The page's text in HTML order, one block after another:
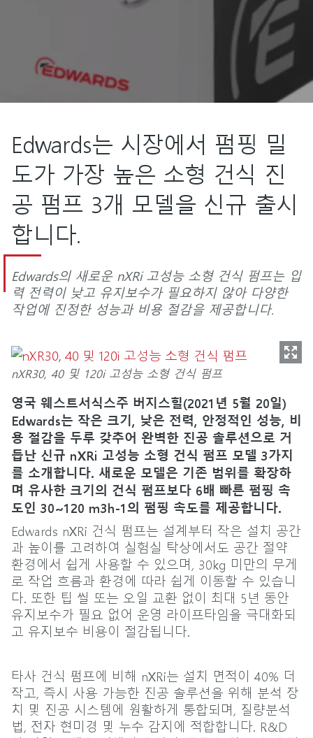
Edwards는 시장에서 펌핑 밀
도가 가장 높은 소형 건식 진
공 펌프 3개 모델을 신규 출시
합니다.
Edwards의 새로운 nXRi 고성능 소형 건식 펌프는 입
력 전력이 낮고 유지보수가 필요하지 않아 다양한
작업에 진정한 성능과 비용 절감을 제공합니다.
nXR30, 40 및 120i 고성능 소형 건식 펌프
영국 웨스트서식스주 버지스힐(2021년 5월 20일)
Edwards는 작은 크기, 낮은 전력, 안정적인 성능, 비
용 절감을 두루 갖추어 완벽한 진공 솔루션으로 거
듭난 신규 nXRi 고성능 소형 건식 펌프 모델 3가지
를 소개합니다. 새로운 모델은 기존 범위를 확장하
며 유사한 크기의 건식 펌프보다 6배 빠른 펌핑 속
도인 30~120 m3h-1의 펌핑 속도를 제공합니다.
Edwards nXRi 건식 펌프는 설계부터 작은 설치 공간
과 높이를 고려하여 실험실 탁상에서도 공간 절약
환경에서 쉽게 사용할 수 있으며, 30kg 미만의 무게
로 작업 흐름과 환경에 따라 쉽게 이동할 수 있습니
다. 또한 팁 씰 또는 오일 교환 없이 최대 5년 동안
유지보수가 필요 없어 운영 라이프타임을 극대화되
고 유지보수 비용이 절감됩니다.
타사 건식 펌프에 비해 nXRi는 설치 면적이 40% 더
작고, 즉시 사용 가능한 진공 솔루션을 위해 분석 장
치 및 진공 시스템에 원활하게 통합되며, 질량분석
법, 전자 현미경 및 누수 감지에 적합합니다. R&D